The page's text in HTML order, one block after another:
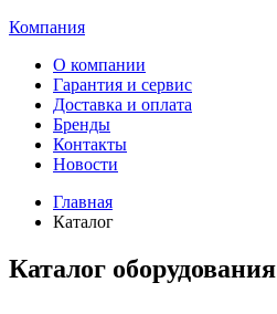
Компания
О компании
Гарантия и сервис
Доставка и оплата
Бренды
Контакты
Новости
Главная
Каталог
Каталог оборудования